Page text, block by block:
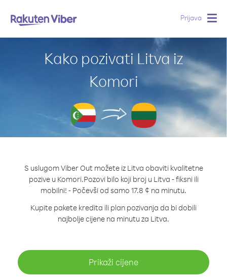
Prijava
Kako pozivati Litva iz
Komori
S uslugom Viber Out možete iz Litva obaviti kvalitetne
pozive u Komori.Pozovi bilo koji broj u Litva - fiksni ili
mobilni! - Počevši od samo 17.8 ¢ na minutu.
Kupite pakete kredita ili plan pozivanja da bi dobili
najbolje cijene na minutu za Litva.
Prikaži cijene